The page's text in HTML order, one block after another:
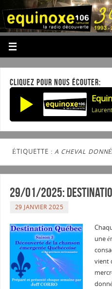
CLIQUEZ POUR NOUS ÉCOUTER:
ÉTIQUETTE : A CHEVAL DONNÉ
29/01/2025:
29 JANVIER 2025
une
vient